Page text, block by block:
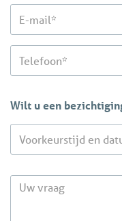
Wilt u een